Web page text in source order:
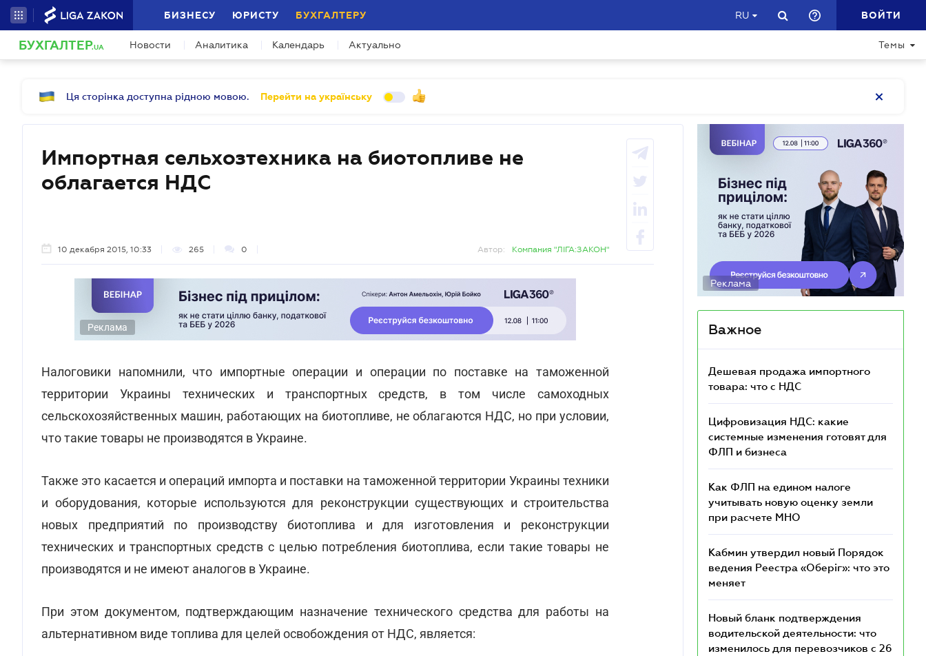
БИЗНЕСУ ЮРИСТУ БУХГАЛТЕРУ RU ВОЙТИ
БУХГАЛТЕР.UA Новости Аналитика Календарь Актуально Темы
Ця сторінка доступна рідною мовою. Перейти на українську
Импортная сельхозтехника на биотопливе не
облагается НДС
10 декабря 2015, 10:33 265 0 Автор: Компания "ЛІГА:ЗАКОН"
Реклама
Налоговики напомнили, что импортные операции и операции по поставке на таможенной
территории Украины технических и транспортных средств, в том числе самоходных
сельскохозяйственных машин, работающих на биотопливе, не облагаются НДС, но при условии,
что такие товары не производятся в Украине.
Также это касается и операций импорта и поставки на таможенной территории Украины техники
и оборудования, которые используются для реконструкции существующих и строительства
новых предприятий по производству биотоплива и для изготовления и реконструкции
технических и транспортных средств с целью потребления биотоплива, если такие товары не
производятся и не имеют аналогов в Украине.
При этом документом, подтверждающим назначение технического средства для работы на
альтернативном виде топлива для целей освобождения от НДС, является:
Реклама
Важное
Дешевая продажа импортного
товара: что c НДС
Цифровизация НДС: какие
системные изменения готовят для
ФЛП и бизнеса
Как ФЛП на едином налоге
учитывать новую оценку земли
при расчете МНО
Кабмин утвердил новый Порядок
ведения Реестра «Оберіг»: что это
меняет
Новый бланк подтверждения
водительской деятельности: что
изменилось для перевозчиков с 26